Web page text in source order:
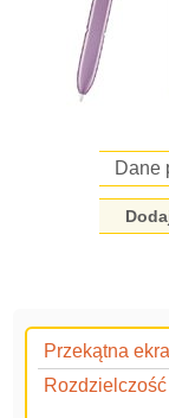
Dane
Przekątna